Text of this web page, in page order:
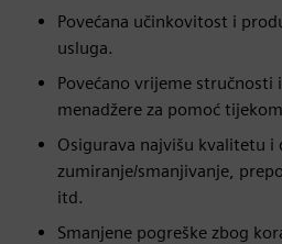
Povećana učinkovitost i
usluga.
Povećano vrijeme stručnosti
menadžere za pomoć
Osigurava najvišu kvalitetu i
zumiranje/smanjivanje,
itd.
Smanjene pogreške zbog